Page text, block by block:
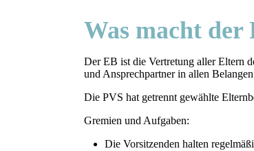
Was macht
Der EB ist die Vertretung aller Eltern
und Ansprechpartner in allen
Die PVS hat getrennt gewählte
Gremien und Aufgaben:
Die Vorsitzenden halten